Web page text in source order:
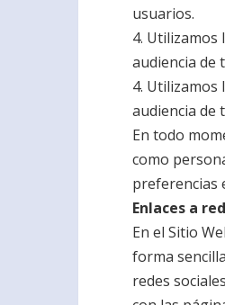
usuarios.
4. Utilizamos
audiencia de
4. Utilizamos
audiencia de
En todo
como
preferencias
Enlaces a
En el Sitio
forma
redes